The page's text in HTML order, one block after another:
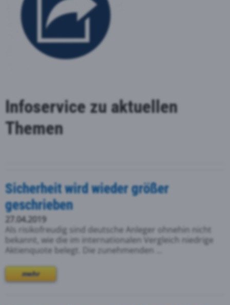
Infoservice zu aktuellen
Themen
Sicherheit wird wieder größer
geschrieben
27.04.2019
Als risikofreudig sind deutsche Anleger ohnehin nicht
bekannt, wie die im internationalen Vergleich niedrige
Aktienquote belegt. Die zunehmenden ...
mehr